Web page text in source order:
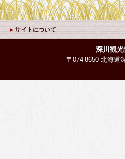
サイトについて
深川観光
〒074-8650 北海道